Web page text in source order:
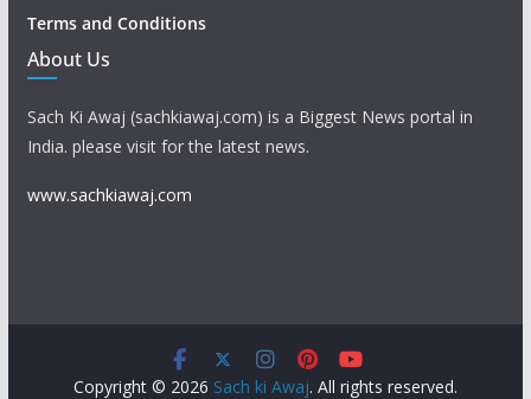
Terms and Conditions
About Us
Sach Ki Awaj (sachkiawaj.com) is a Biggest News portal in
India. please visit for the latest news.
www.sachkiawaj.com
Copyright © 2026 Sach ki Awaj. All rights reserved.